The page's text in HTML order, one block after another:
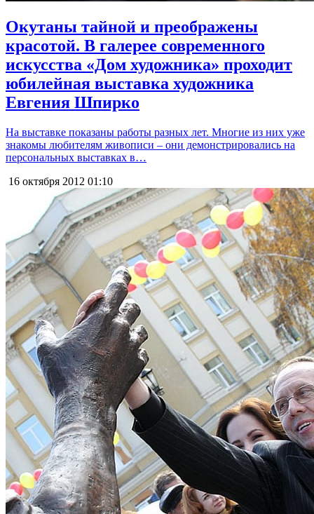
Окутаны тайной и преображены
красотой. В галерее современного
искусства «Дом художника» проходит
юбилейная выставка художника
Евгения Шпирко
На выставке показаны работы разных лет. Многие из них уже
знакомы любителям живописи – они демонстрировались на
персональных выставках в…
16 октября 2012 01:10